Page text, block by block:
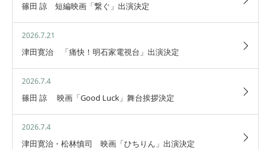
篠田 諒 短編映画「繋ぐ」出演決定
2026.7.21
津田寛治 「痛快！明石家電視台」出演決定
2026.7.4
篠田 諒 映画「Good Luck」舞台挨拶決定
2026.7.4
津田寛治・松林慎司 映画「ひちりん」出演決定